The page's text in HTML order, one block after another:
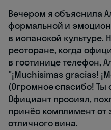
Вечером я объяснила
формальной и
в испанской
ресторане, когда
в гостинице телефон,
"¡Muchísimas gracias!
(Огромное спасибо! Ты
Официант просиял,
принёс комплимент
отличного вина.